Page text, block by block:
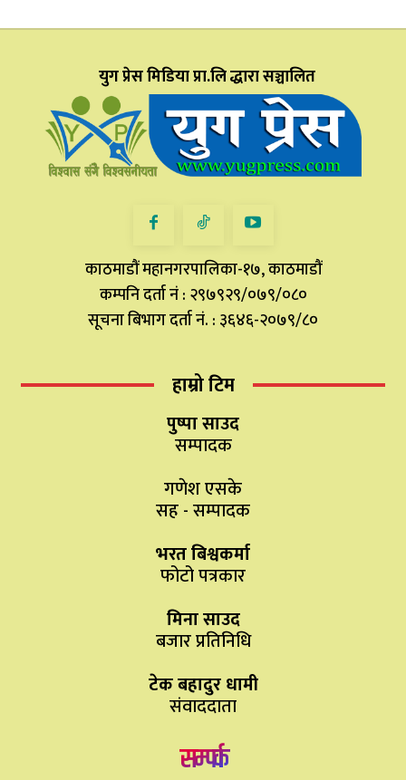
युग प्रेस मिडिया प्रा.लि द्धारा सञ्चालित
काठमाडौं महानगरपालिका-१७, काठमाडौं
कम्पनि दर्ता नं : २९७९२९/०७९/०८०
सूचना बिभाग दर्ता नं. : ३६४६-२०७९/८०
हाम्रो टिम
पुष्पा साउद
सम्पादक
गणेश एसके
सह - सम्पादक
भरत बिश्वकर्मा
फोटो पत्रकार
मिना साउद
बजार प्रतिनिधि
टेक बहादुर धामी
संवाददाता
सम्पर्क